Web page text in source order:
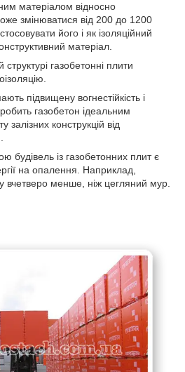
матеріалом відносно
змінюватися від 200 до 1200
його і як ізоляційний
матеріал.
газобетонні плити
підвищену вогнестійкість і
робить газобетон ідеальним
залізних конструкцій від
будівель із газобетонних плит є
на опалення. Наприклад,
вчетверо менше, ніж цегляний мур.